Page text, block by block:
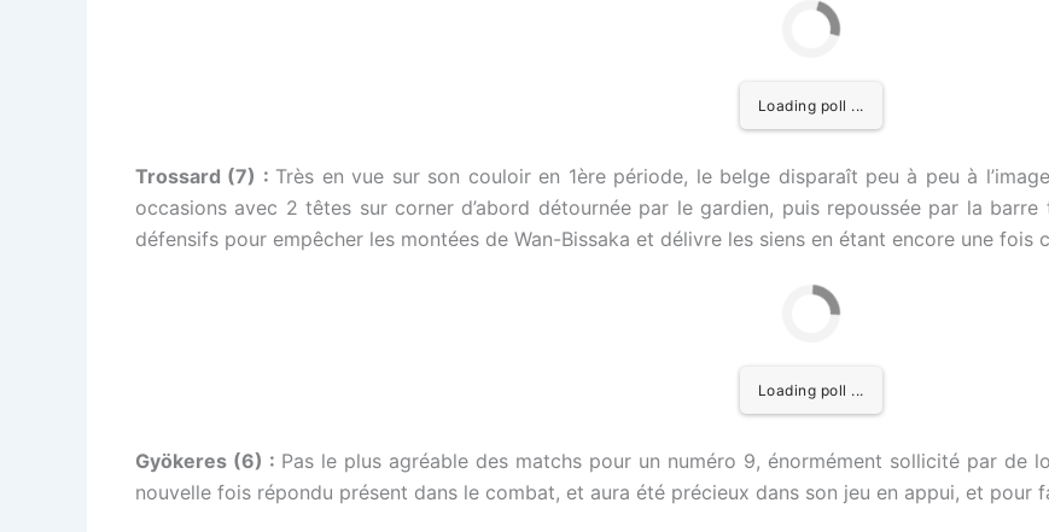
Loading poll ...
Trossard (7) : Très en vue sur son couloir en 1ère période, le belge disparaît peu à peu à
occasions avec 2 têtes sur corner d’abord détournée par le gardien, puis repoussée par la
défensifs pour empêcher les montées de Wan-Bissaka et délivre les siens en étant encore une fois
Loading poll ...
Gyökeres (6) : Pas le plus agréable des matchs pour un numéro 9, énormément sollicité par de
nouvelle fois répondu présent dans le combat, et aura été précieux dans son jeu en appui, et pour